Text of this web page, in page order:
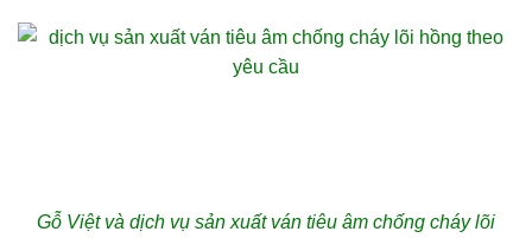
Gỗ Việt và dịch vụ sản xuất ván tiêu âm chống cháy lõi